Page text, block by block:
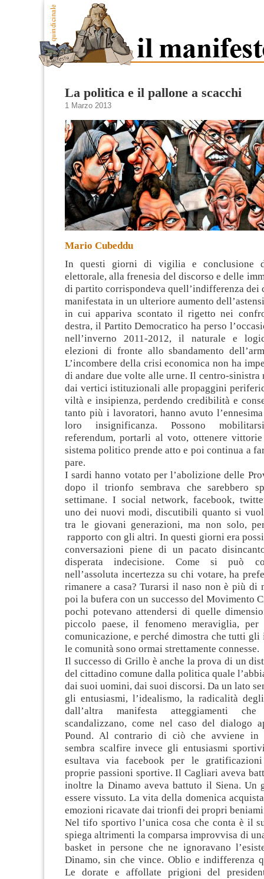
La politica e il pallone a scacchi
1 Marzo 2013
Mario Cubeddu
In questi giorni di vigilia e conclusione
elettorale, alla frenesia del discorso e delle
di partito corrispondeva quell’indifferenza dei
manifestata in un ulteriore aumento
in cui appariva scontato il rigetto nei
destra, il Partito Democratico ha perso
nell’inverno 2011-2012, il naturale e
elezioni di fronte allo sbandamento
L’incombere della crisi economica non ha
di andare due volte alle urne. Il centro-sinistra
dai vertici istituzionali alle propaggini
viltà e insipienza, perdendo credibilità e
tanto più i lavoratori, hanno avuto
loro insignificanza. Possono
referendum, portarli al voto, ottenere
sistema politico prende atto e poi continua a
pare.
I sardi hanno votato per l’abolizione delle
dopo il trionfo sembrava che sarebbero
settimane. I social network, facebook,
uno dei nuovi modi, discutibili quanto si
tra le giovani generazioni, ma non solo,
rapporto con gli altri. In questi giorni era
conversazioni piene di un pacato
disperata indecisione. Come si può
nell’assoluta incertezza su chi votare, ha
rimanere a casa? Turarsi il naso non è più di
poi la bufera con un successo del Movimento
pochi potevano attendersi di quelle
piccolo paese, il fenomeno meraviglia,
comunicazione, e perché dimostra che tutti
le comunità sono ormai strettamente connesse.
Il successo di Grillo è anche la prova di un
del cittadino comune dalla politica quale
dai suoi uomini, dai suoi discorsi. Da un lato
gli entusiasmi, l’idealismo, la radicalità
dall’altra manifesta atteggiamenti
scandalizzano, come nel caso del dialogo
Pound. Al contrario di ciò che avviene in
sembra scalfire invece gli entusiasmi
esultava via facebook per le
proprie passioni sportive. Il Cagliari aveva
inoltre la Dinamo aveva battuto il Siena. Un
essere vissuto. La vita della domenica
emozioni ricavate dai trionfi dei propri
Nel tifo sportivo l’unica cosa che conta è il
spiega altrimenti la comparsa improvvisa di
basket in persone che ne ignoravano
Dinamo, sin che vince. Oblio e indifferenza
Le dorate e affollate prigioni del